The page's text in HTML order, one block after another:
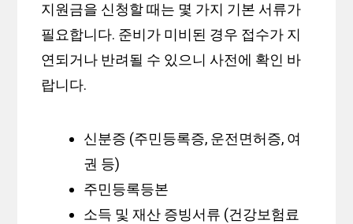
지원금을 신청할 때는 몇 가지 기본 서류가
필요합니다. 준비가 미비된 경우 접수가 지
연되거나 반려될 수 있으니 사전에 확인 바
랍니다.
신분증 (주민등록증, 운전면허증, 여
권 등)
주민등록등본
소득 및 재산 증빙서류 (건강보험료